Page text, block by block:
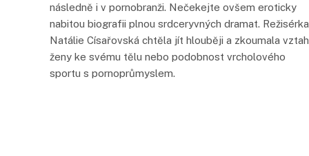
následně i v pornobranži. Nečekejte ovšem eroticky
nabitou biografii plnou srdceryvných dramat. Režisérka
Natálie Císařovská chtěla jít hlouběji a zkoumala vztah
ženy ke svému tělu nebo podobnost vrcholového
sportu s pornoprůmyslem.